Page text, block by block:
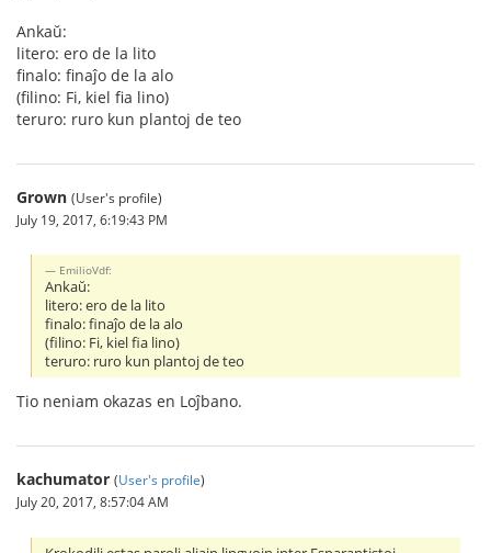
Ankaŭ:
litero: ero de la lito
finalo: finaĵo de la alo
(filino: Fi, kiel fia lino)
teruro: ruro kun plantoj de teo
Grown (User's profile)
July 19, 2017, 6:19:43 PM
EmilioVdf:
Ankaŭ:
litero: ero de la lito
finalo: finaĵo de la alo
(filino: Fi, kiel fia lino)
teruro: ruro kun plantoj de teo
Tio neniam okazas en Loĵbano.
kachumator (User's profile)
July 20, 2017, 8:57:04 AM